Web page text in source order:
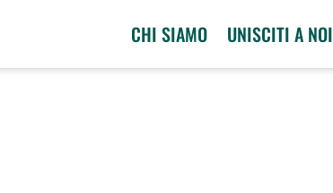
CHI SIAMO UNISCITI A NOI